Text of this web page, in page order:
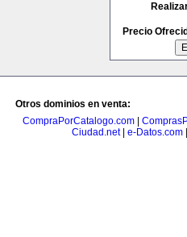
Precio
Otros dominios en venta:
CompraPorCatalogo.com|
Ciudad.net| e-Datos.com